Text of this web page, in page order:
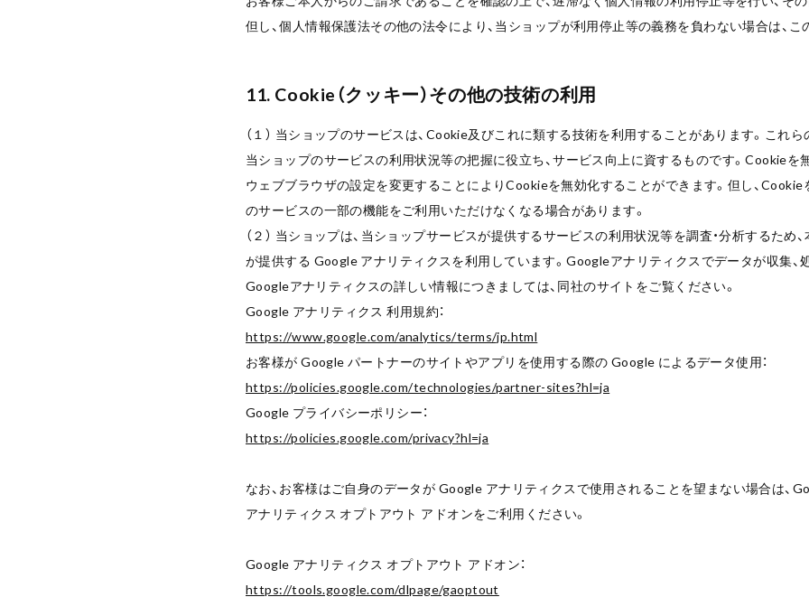
但し、個人情報保護法その他の法令により、当ショップが利用停止等の義務を負わない場合は、こ
11. Cookie（クッキー）その他の技術の利用
（１） 当ショップのサービスは、Cookie及びこれに類する技術を利用することがあります。これ
当ショップのサービスの利用状況等の把握に役立ち、サービス向上に資するものです。Cookieを
ウェブブラウザの設定を変更することによりCookieを無効化することができます。但し、Cookie
のサービスの一部の機能をご利用いただけなくなる場合があります。
（２） 当ショップは、当ショップサービスが提供するサービスの利用状況等を調査・分析するため
が提供する Google アナリティクスを利用しています。Googleアナリティクスでデータが収集、
Googleアナリティクスの詳しい情報につきましては、同社のサイトをご覧ください。
Google アナリティクス 利用規約：
https://www.google.com/analytics/terms/jp.html
お客様が Google パートナーのサイトやアプリを使用する際の Google によるデータ使用：
https://policies.google.com/technologies/partner-sites?hl=ja
Google プライバシーポリシー：
https://policies.google.com/privacy?hl=ja
なお、お客様はご自身のデータが Google アナリティクスで使用されることを望まない場合は、
アナリティクス オプトアウト アドオンをご利用ください。
Google アナリティクス オプトアウト アドオン：
https://tools.google.com/dlpage/gaoptout